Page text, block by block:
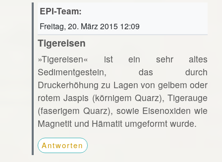
EPI-Team:
Freitag, 20. März 2015 12:09
Tigereisen
»Tigereisen« ist ein sehr altes
Sedimentgestein, das durch
Druckerhöhung zu Lagen von gelbem oder
rotem Jaspis (körnigem Quarz), Tigerauge
(faserigem Quarz), sowie Eisenoxiden wie
Magnetit und Hämatit umgeformt wurde.
Antworten